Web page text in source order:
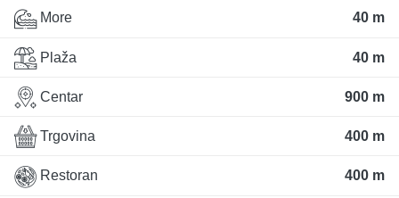
More 40 m
Plaža 40 m
Centar 900 m
Trgovina 400 m
Restoran 400 m